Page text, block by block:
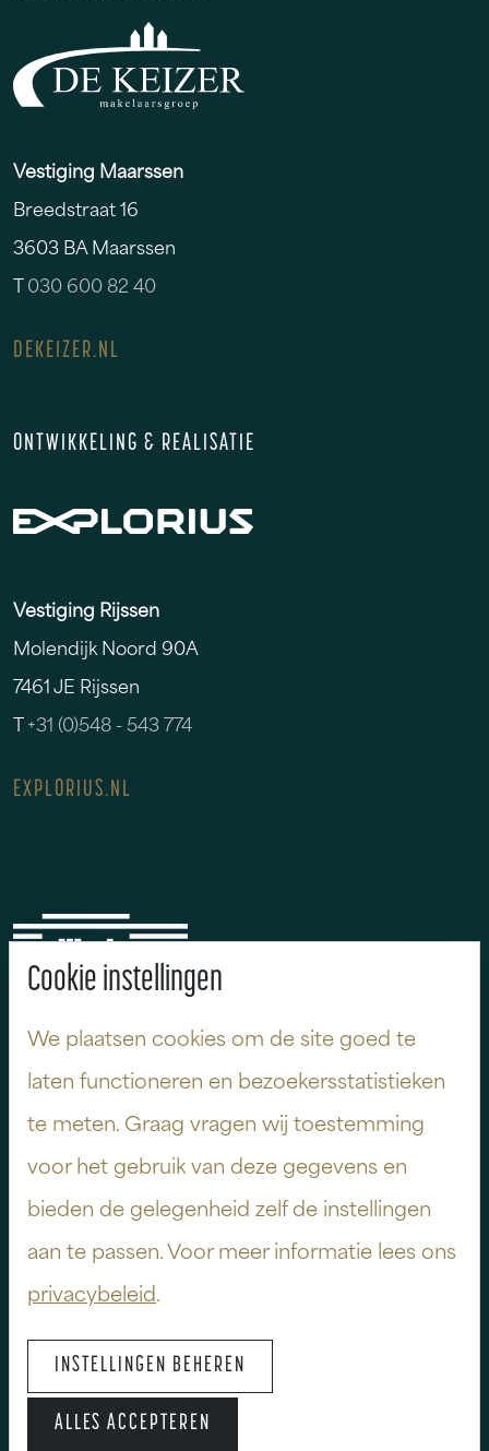
Vestiging Maarssen
Breedstraat 16
3603 BA Maarssen
030 600 82 40
DEKEIZER.NL
ONTWIKKELING & REALISATIE
Vestiging Rijssen
Molendijk Noord 90A
7461 JE Rijssen
+31 (0)548 - 543 774
EXPLORIUS.NL
Vestiging Apeldoorn
Wilmersdorf 27 Postbus 623
7300 AP Apeldoorn
055-538 37 00
* In de getoonde impressies worden opties weergegeven
die niet standaard in de appartementen zijn opgenomen.
Aan deze beelden kunnen geen rechten worden ontleend.
Cookie instellingen
We plaatsen cookies om de site goed te
laten functioneren en bezoekersstatistieken
te meten. Graag vragen wij toestemming
voor het gebruik van deze gegevens en
bieden de gelegenheid zelf de instellingen
aan te passen. Voor meer informatie lees ons
privacybeleid.
INSTELLINGEN BEHEREN
ALLES ACCEPTEREN